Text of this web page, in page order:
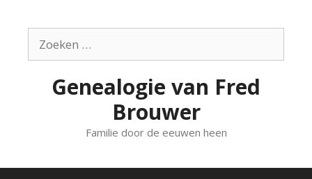
inhoudnaar:
Genealogie van Fred
Brouwer
Familie door de eeuwen heen